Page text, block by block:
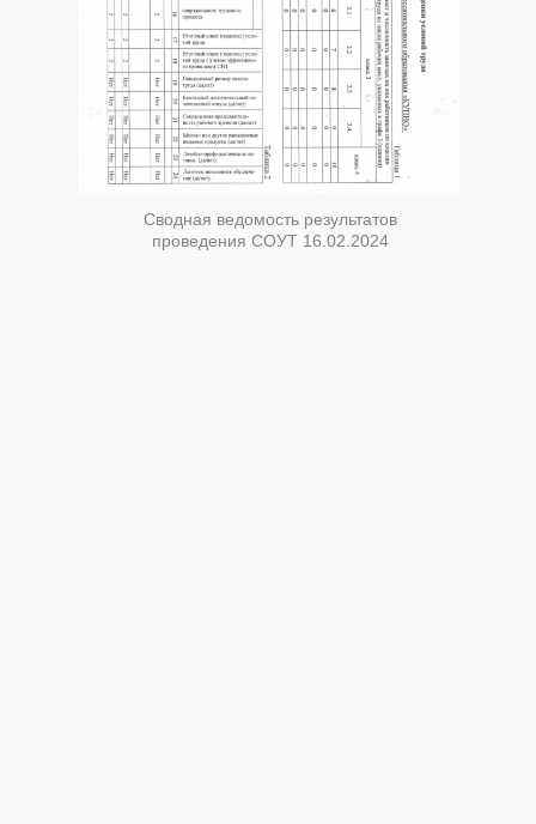
Сводная ведомость результатов
проведения СОУТ 16.02.2024